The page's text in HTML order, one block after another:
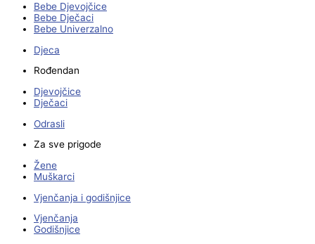
Bebe Djevojčice
Bebe Dječaci
Bebe Univerzalno
Djeca
Rođendan
Djevojčice
Dječaci
Odrasli
Za sve prigode
Žene
Muškarci
Vjenčanja i godišnjice
Vjenčanja
Godišnjice